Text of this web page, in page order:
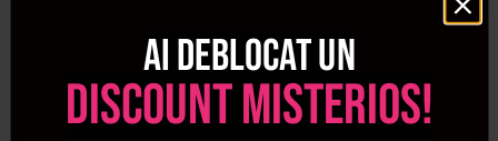
SKU
D1923
Ai deblocat un
discount misterios!